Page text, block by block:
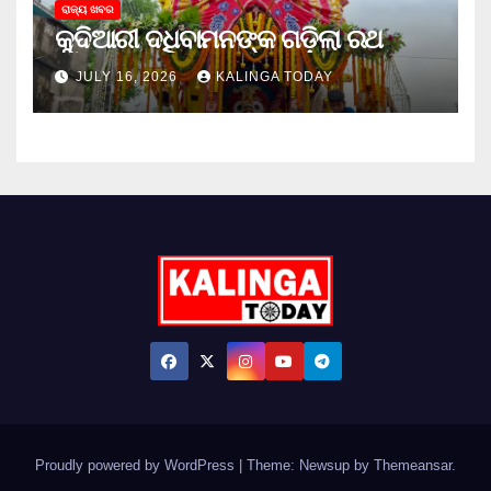
ରାଜ୍ୟ ଖବର
କୁଦିଆରୀ ଦଧିବାମନଙ୍କ ଗଡ଼ିଲା ରଥ
JULY 16, 2026 KALINGA TODAY
Proudly powered by WordPress | Theme: Newsup by Themeansar.